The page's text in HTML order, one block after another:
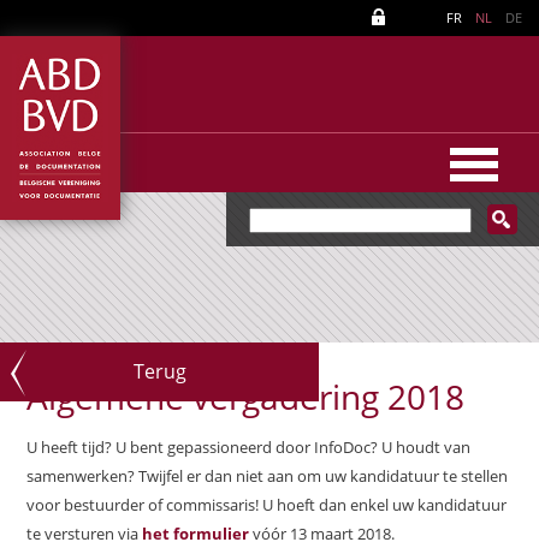
FR NL DE
Terug
Algemene vergadering 2018
U heeft tijd? U bent gepassioneerd door InfoDoc? U houdt van
samenwerken? Twijfel er dan niet aan om uw kandidatuur te stellen
voor bestuurder of commissaris! U hoeft dan enkel uw kandidatuur
te versturen via het formuliervóór 13 maart 2018.